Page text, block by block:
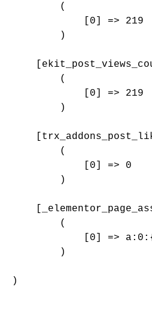
        (
            [0] => 219
        )
        (
            [0] => 219
        )
        (
            [0] => 0
        )
        (
[0] =>
        )
)